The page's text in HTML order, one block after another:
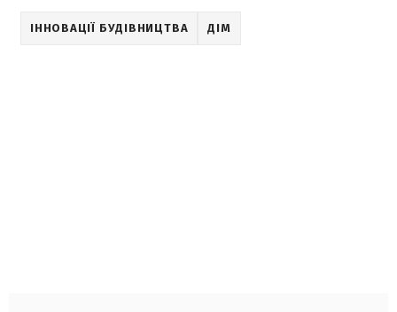
ІННОВАЦІЇ БУДІВНИЦТВА ДІМ